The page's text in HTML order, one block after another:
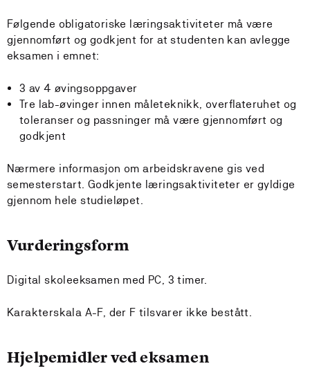
Følgende obligatoriske læringsaktiviteter må være
gjennomført og godkjent for at studenten kan avlegge
eksamen i emnet:
3 av 4 øvingsoppgaver
Tre lab-øvinger innen måleteknikk, overflateruhet og
toleranser og passninger må være gjennomført og
godkjent
Nærmere informasjon om arbeidskravene gis ved
semesterstart. Godkjente læringsaktiviteter er gyldige
gjennom hele studieløpet.
Vurderingsform
Digital skoleeksamen med PC, 3 timer.
Karakterskala A-F, der F tilsvarer ikke bestått.
Hjelpemidler ved eksamen